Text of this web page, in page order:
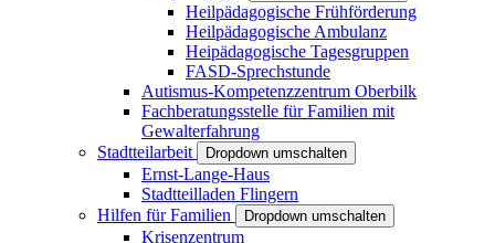
Heilpädagogische Frühförderung
Heilpädagogische Ambulanz
Heipädagogische Tagesgruppen
FASD-Sprechstunde
Autismus-Kompetenzzentrum Oberbilk
Fachberatungsstelle für Familien mit
Gewalterfahrung
Stadtteilarbeit
Dropdown umschalten
Ernst-Lange-Haus
Stadtteilladen Flingern
Hilfen für Familien
Dropdown umschalten
Krisenzentrum